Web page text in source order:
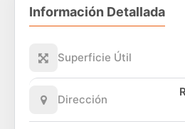
Información Detallada
Superficie Útil
Dirección